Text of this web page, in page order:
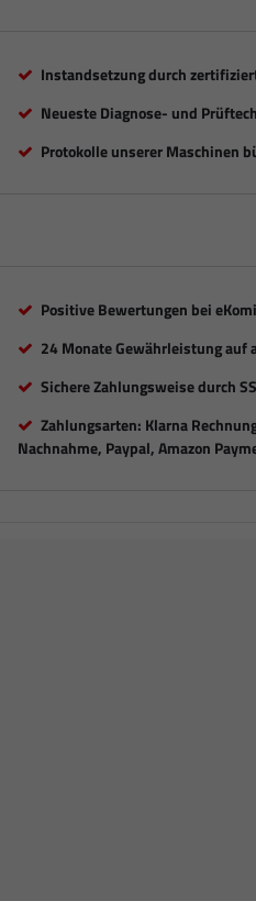
Instandsetzung durch
Neueste Diagnose- und
Protokolle unserer Maschinen
Positive Bewertungen bei
24 Monate Gewährleistung auf
Sichere Zahlungsweise durch
Zahlungsarten: Klarna
Nachnahme, Paypal, Amazon